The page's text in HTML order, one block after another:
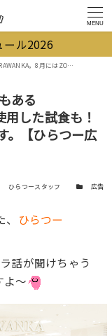
MENU
ール2026
向けて、こんな事してます。【ひらつー広告】
ある
した試食も！
。【ひらつー広
ひらつースタッフ カテゴリー
広告
ひらつー
話が聞けちゃう
よ〜